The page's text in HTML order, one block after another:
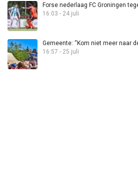
Forse nederlaag FC Groningen
16:03 - 24 juli
Gemeente: “Kom niet meer naar
16:57 - 25 juli